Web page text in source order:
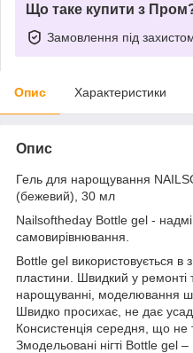
Що таке купити з
Замовлення під
Опис Характеристики
Опис
Гель для нарощування
(бежевий), 30 мл
Nailsoftheday Bottle gel -
самовирівнювання.
Bottle gel використовується в
пластини. Швидкий у ремонті
нарощуванні, моделювання
Швидко просихає, не дає
Консистенція середня, що не
Змодельовані нігті Bottle gel –